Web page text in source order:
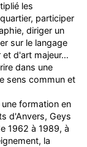
les
participer
diriger un
sur le langage
et d'art majeur…
dans une
sens commun et
formation en
d'Anvers, Geys
1962 à 1989, à
la